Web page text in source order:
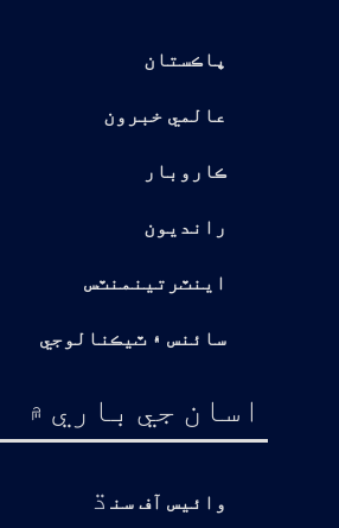
پاڪستان
عالمي خبرون
ڪاروبار
رانديون
اينٽرتينمنٽس
سائنس ۽ ٽيڪنالوجي
اسان جي باري ۾
وائيس آف سن ڌ